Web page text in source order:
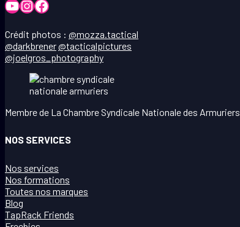
YouTube
Instagram
Facebook
Crédit photos : @mozza.tactical
@darkbrener@tacticalpictures
@joelgros_photography
Membre de La Chambre Syndicale Nationale des Armuriers
NOS SERVICES
Nos services
Nos formations
Toutes nos marques
Blog
TapRack Friends